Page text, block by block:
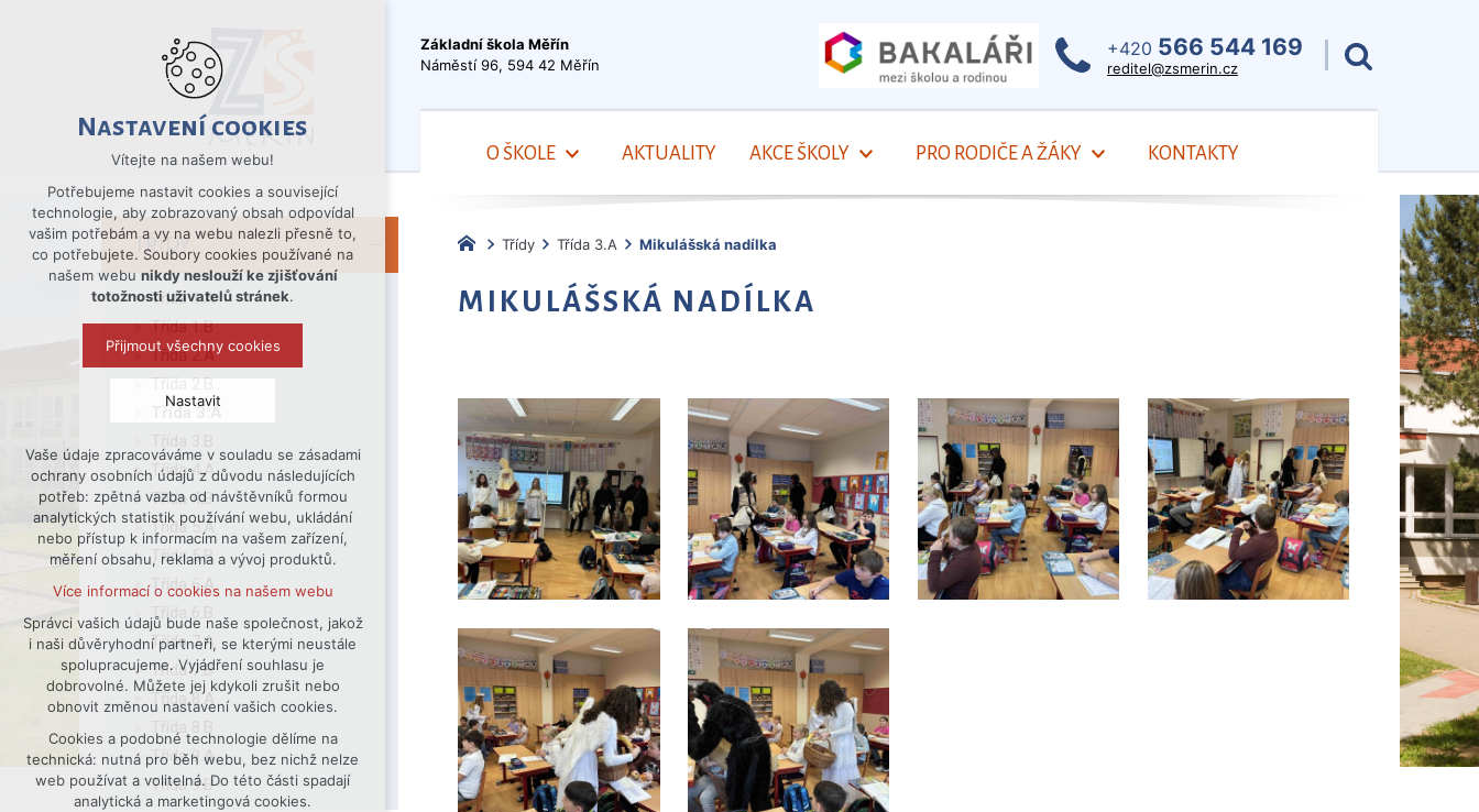
Základní škola Měřín
Náměstí 96, 594 42 Měřín
+420 566 544 169
reditel@zsmerin.cz
O ŠKOLE AKTUALITY AKCE ŠKOLY PRO RODIČE A ŽÁKY KONTAKTY
TŘÍDY
Třída 1.A
Třída 1.B
Třída 2.A
Třída 2.B
Třída 3.A
Třída 4.A
Třída 4.B
Třída 5.A
Třída 5.B
Třída 6.A
Třída 6.B
Třída 7.A
Třída 7.B
Třída 8.A
Třída 9.A
Třída 9.B
Třídy Třída 3.A Mikulášská nadílka
MIKULÁŠSKÁ NADÍLKA
Nastavení cookies
Vítejte na našem webu!
Potřebujeme nastavit cookies a související
technologie, aby zobrazovaný obsah odpovídal
vašim potřebám a vy na webu nalezli přesně to,
co potřebujete. Soubory cookies používané na
našem webu nikdy neslouží ke zjišťování
totožnosti uživatelů stránek.
Přijmout všechny cookies
Nastavit
Technická cookies
nutná pro provozování webu
udržení kontextu stránek (session):
případná přihlášení, volby jazyka, apod.
Volitelná cookies
analytická pro anonymizované
vyhodnocení návštěvnosti
marketingová cookies (Google)
Více informací o cookies na našem webu
Přijmout všechny cookies
Odmítnout vše
Vaše údaje zpracováváme v souladu se zásadami
ochrany osobních údajů z důvodu následujících
potřeb: zpětná vazba od návštěvníků formou
analytických statistik používání webu, ukládání
nebo přístup k informacím na vašem zařízení,
měření obsahu, reklama a vývoj produktů.
Více informací o cookies na našem webu
Správci vašich údajů bude naše společnost, jakož
i naši důvěryhodní partneři, se kterými neustále
spolupracujeme. Vyjádření souhlasu je
dobrovolné. Můžete jej kdykoli zrušit nebo
obnovit změnou nastavení vašich cookies.
Cookies a podobné technologie dělíme na
technická: nutná pro běh webu, bez nichž nelze
web používat a volitelná. Do této části spadají
analytická a marketingová cookies.